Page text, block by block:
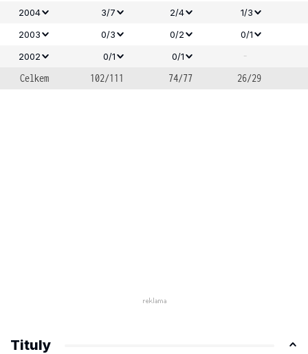
2004
3/7 2/4
1/3
2003
0/3 0/2
0/1
2002
0/1 0/1
-
Celkem
102/111 74/77 26/29
Tituly